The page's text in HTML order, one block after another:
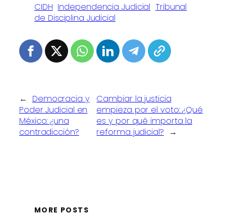
CIDH Independencia Judicial Tribunal
de Disciplina Judicial
←
Democracia y
Poder Judicial en
México: ¿una
contradicción?
Cambiar la justicia
empieza por el voto: ¿Qué
es y por qué importa la
reforma judicial?
→
MORE POSTS